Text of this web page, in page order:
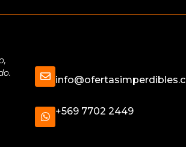
info@ofertasimperdibles.cl
+569 7702 2449